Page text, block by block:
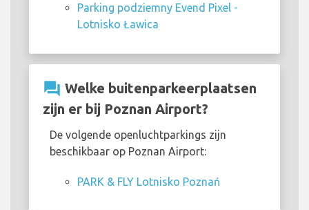
Parking podziemny Evend Pixel -
Lotnisko Ławica
question_answer Welke buitenparkeerplaatsen
zijn er bij Poznan Airport?
De volgende openluchtparkings zijn
beschikbaar op Poznan Airport:
PARK & FLY Lotnisko Poznań